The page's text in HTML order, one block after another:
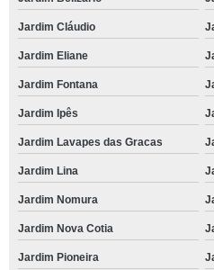
Jardim Cláudio
Jardim Eliane
Jardim Fontana
Jardim Ipês
Jardim Lavapes das Gracas
Jardim Lina
Jardim Nomura
Jardim Nova Cotia
Jardim Pioneira